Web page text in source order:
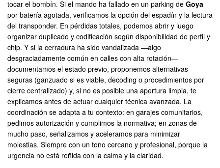
tocar el bombín. Si el mando ha fallado en un parking de Goya
por batería agotada, verificamos la opción del espadín y la lectura
del transponder. En pérdidas totales, podemos abrir y luego
organizar duplicado y codificación según disponibilidad de perfil y
chip. Y si la cerradura ha sido vandalizada —algo
desgraciadamente común en calles con alta rotación—
documentamos el estado previo, proponemos alternativas
seguras (ganzuado si es viable, decoding o procedimientos por
cierre centralizado) y, si no es posible una apertura limpia, te
explicamos antes de actuar cualquier técnica avanzada. La
coordinación se adapta a tu contexto: en garajes comunitarios,
pedimos autorización y cumplimos la normativa; en zonas de
mucho paso, señalizamos y aceleramos para minimizar
molestias. Siempre con un tono cercano y profesional, porque la
urgencia no está reñida con la calma y la claridad.